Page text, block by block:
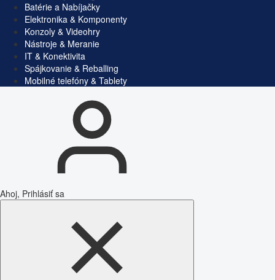
Batérie a Nabíjačky
Elektronika & Komponenty
Konzoly & Videohry
Nástroje & Meranie
IT & Konektivita
Spájkovanie & Reballing
Mobilné telefóny & Tablety
Ahoj, Prihlásiť sa